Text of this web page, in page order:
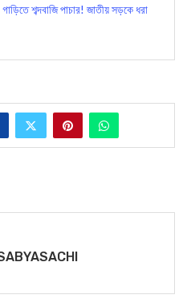
শব্দবাজি পাচার! জাতীয় সড়কে ধরা